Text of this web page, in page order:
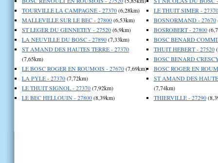
TOURVILLE LA CAMPAGNE - 27370(6,28km)
MALLEVILLE SUR LE BEC - 27800(6,53km)
ST LEGER DU GENNETEY - 27520(6,9km)
LA NEUVILLE DU BOSC - 27890(7,33km)
ST AMAND DES HAUTES TERRE - 27370
(7,65km)
LE BOSC ROGER EN ROUMOIS - 27670(7,69km)
LA PYLE - 27370(7,72km)
LE THUIT SIGNOL - 27370(7,92km)
LE BEC HELLOUIN - 27800(8,39km)
LE THUIT SIMER - 27370
BOSNORMAND - 27670
BOSROBERT - 27800
BOSC BENARD
THUIT HEBERT - 27520
BOSC BENARD
BOSC ROGER EN
ST AMAND DES
(7,74km)
THIERVILLE - 27290